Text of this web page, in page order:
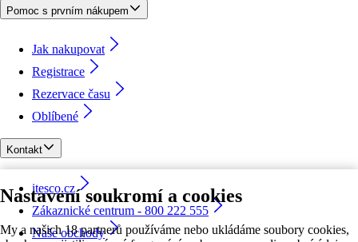
Nastavení soukromí a cookies
My a našich 18 partnerů používáme nebo ukládáme soubory cookies,
Pomoc s prvním nákupem
Jak nakupovat
Registrace
Rezervace času
Oblíbené
Kontakt
itesco.cz
Zákaznické centrum - 800 222 555
Naše obchody